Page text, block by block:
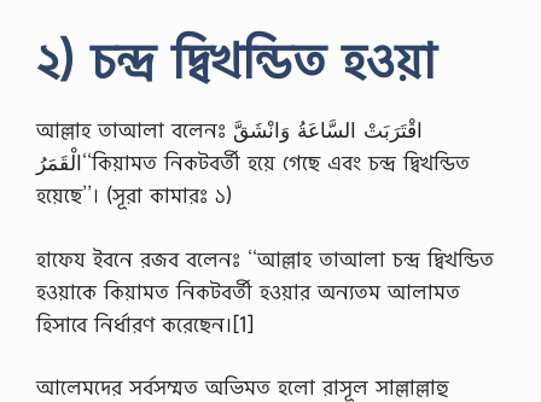
না
২) চন্দ্র দ্বিখন্ডিত হওয়া
আল্লাহ তাআলা বলেনঃ اقْتَرَبَتْ السَّاعَةُ وَانْشَقَّ
الْقَمَرُ‘‘কিয়ামত নিকটবর্তী হয়ে গেছে এবং চন্দ্র দ্বিখন্ডিত
হয়েছে’’। (সূরা কামারঃ ১)
হাফেয ইবনে রজব বলেনঃ ‘‘আল্লাহ তাআলা চন্দ্র দ্বিখন্ডিত
হওয়াকে কিয়ামত নিকটবর্তী হওয়ার অন্যতম আলামত
হিসাবে নির্ধারণ করেছেন।[1]
আলেমদের সর্বসম্মত অভিমত হলো রাসূল সাল্লাল্লাহু